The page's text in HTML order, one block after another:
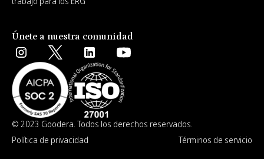
Únete a nuestra comunidad
© 2023 Goodera. Todos los derechos reservados.
Política de privacidad
Términos de servicio